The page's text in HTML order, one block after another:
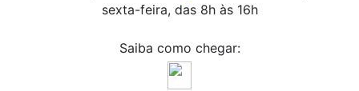
sexta-feira, das 8h às 16h
Saiba como chegar: